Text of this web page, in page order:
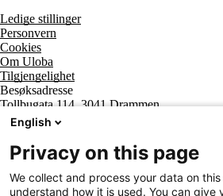
Ledige stillinger
Personvern
Cookies
Om Uloba
Tilgjengelighet
Besøksadresse
Tollbugata 114, 3041 Drammen
Postadresse
Postboks 2474 Strømsø, 3003 Drammen
Supportsenter tlf
800 20 202
Sentralbord tlf
32 20 59 10
English
Privacy on this page
We collect and process your data on
understand how it is used. You can give